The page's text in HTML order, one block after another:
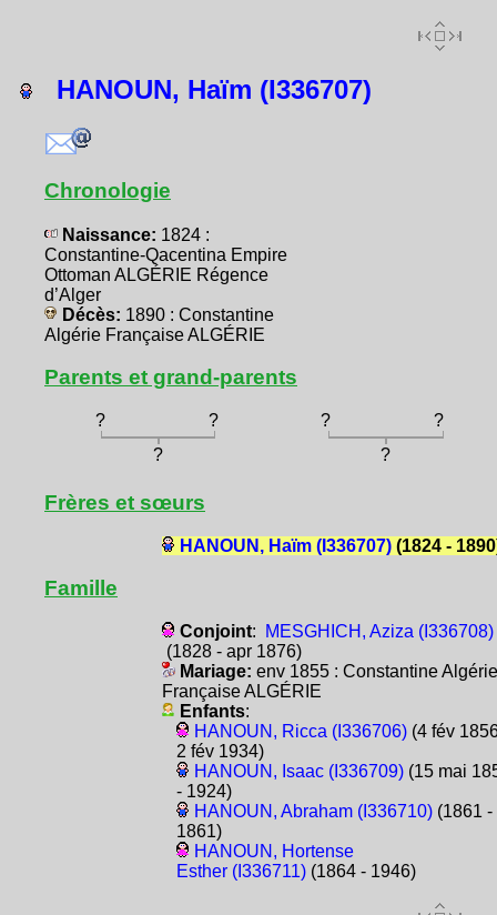
HANOUN, Haïm (I336707)
Chronologie
Naissance: 1824 :
Constantine-Qacentina Empire
Ottoman ALGÉRIE Régence
d’Alger
Décès: 1890 : Constantine
Algérie Française ALGÉRIE
Parents et grand-parents
? ? ?
?
?
?
Frères et sœurs
HANOUN, Haïm (I336707)(1824 -
Famille
Conjoint:
MESGHICH, Aziza (I336708)
(1828 - apr 1876)
Mariage: env 1855 : Constantine Algérie
Française ALGÉRIE
Enfants:
HANOUN, Ricca (I336706)(4 fév
2 fév 1934)
HANOUN, Isaac (I336709)(15 mai
- 1924)
HANOUN, Abraham (I336710)(1861 -
1861)
HANOUN, Hortense
Esther (I336711)(1864 - 1946)